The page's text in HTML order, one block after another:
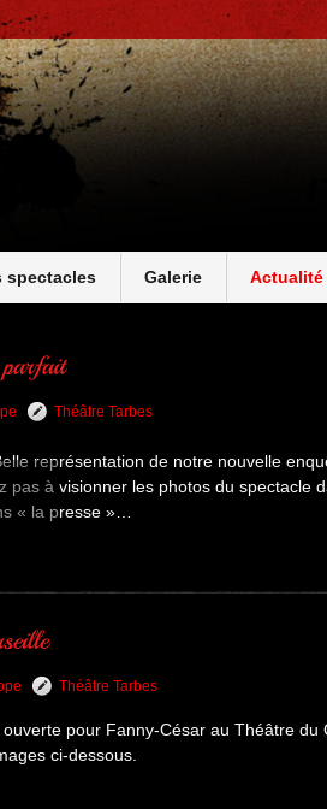
spectacles Galerie Actualité
Théâtre Tarbes
représentation de notre nouvelle
pas à visionner les photos du spectacle
« la presse »…
Théâtre Tarbes
pour Fanny-César au Théâtre
ci-dessous.